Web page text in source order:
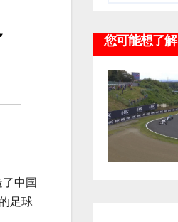
中国
足球
您可能想了解